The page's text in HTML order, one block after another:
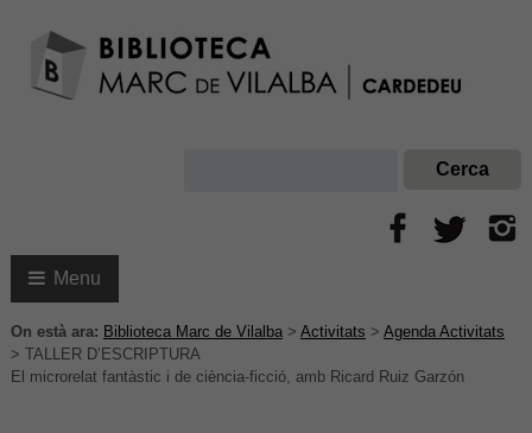
Menu
On està ara: Biblioteca Marc de Vilalba> Activitats > Agenda Activitats
> TALLER D’ESCRIPTURA
El microrelat fantàstic i de ciència-ficció, amb Ricard Ruiz Garzón